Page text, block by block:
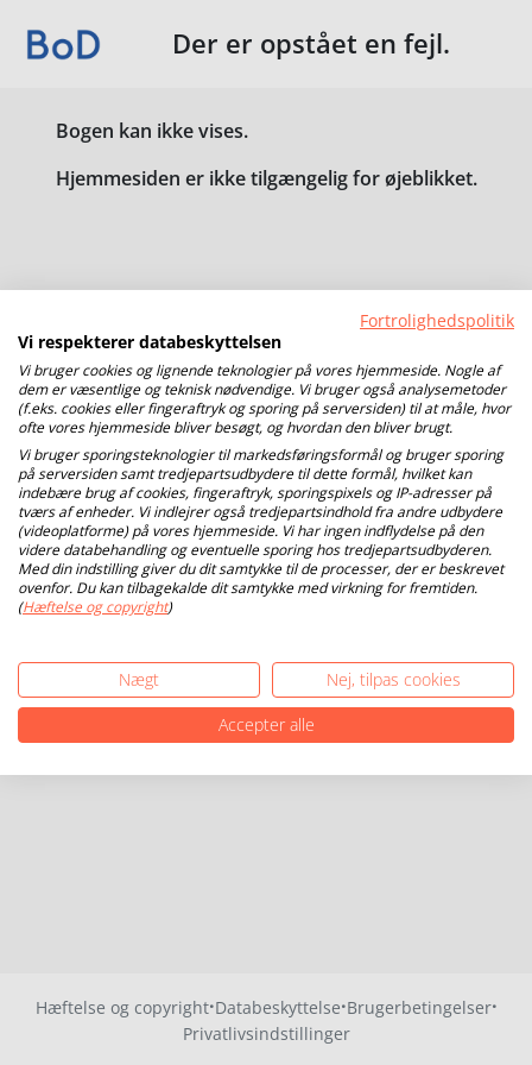
Der er opstået en fejl.
Bogen kan ikke vises.
Hjemmesiden er ikke tilgængelig for øjeblikket.
Hæftelse og copyright·Databeskyttelse·Brugerbetingelser·
Privatlivsindstillinger
Fortrolighedspolitik
Vi respekterer databeskyttelsen
Vi bruger cookies og lignende teknologier på vores hjemmeside. Nogle af
dem er væsentlige og teknisk nødvendige. Vi bruger også analysemetoder
(f.eks. cookies eller fingeraftryk og sporing på serversiden) til at måle, hvor
ofte vores hjemmeside bliver besøgt, og hvordan den bliver brugt.
Vi bruger sporingsteknologier til markedsføringsformål og bruger sporing
på serversiden samt tredjepartsudbydere til dette formål, hvilket kan
indebære brug af cookies, fingeraftryk, sporingspixels og IP-adresser på
tværs af enheder. Vi indlejrer også tredjepartsindhold fra andre udbydere
(videoplatforme) på vores hjemmeside. Vi har ingen indflydelse på den
videre databehandling og eventuelle sporing hos tredjepartsudbyderen.
Med din indstilling giver du dit samtykke til de processer, der er beskrevet
ovenfor. Du kan tilbagekalde dit samtykke med virkning for fremtiden.
(Hæftelse og copyright)
Nægt
Nej, tilpas cookies
Accepter alle